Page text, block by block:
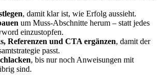
, damit klar ist, wie Erfolg aussieht.
um Muss-Abschnitte herum – statt jedes
einzustopfen.
Referenzen und CTA ergänzen, damit der
passt.
, bis nur noch Anweisungen mit
sind.